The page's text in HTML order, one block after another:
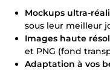
Mockups ultra-
sous leur meilleur
Images haute
et PNG (fond
Adaptation à vos